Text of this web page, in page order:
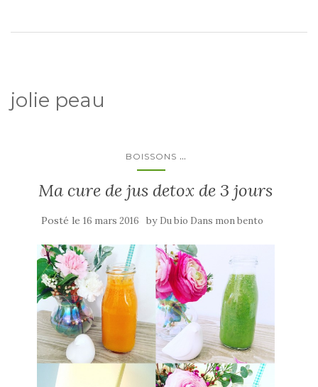
jolie peau
BOISSONS ...
Ma cure de jus detox de 3 jours
Posté le 16 mars 2016 by Du bio Dans mon bento